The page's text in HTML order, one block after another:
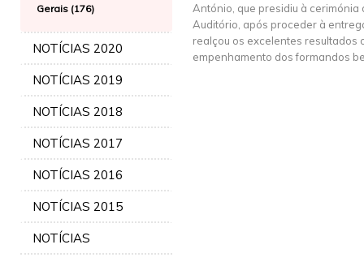
Gerais (176)
NOTÍCIAS 2020
NOTÍCIAS 2019
NOTÍCIAS 2018
NOTÍCIAS 2017
NOTÍCIAS 2016
NOTÍCIAS 2015
NOTÍCIAS
António, que presidiu à
Auditório, após proceder à
realçou os excelentes resultados
empenhamento dos formandos